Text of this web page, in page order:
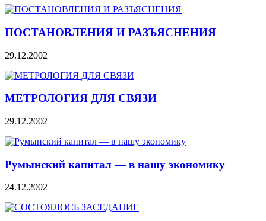
ПОСТАНОВЛЕНИЯ И РАЗЪЯСНЕНИЯ
29.12.2002
МЕТРОЛОГИЯ ДЛЯ СВЯЗИ
29.12.2002
Румынский капитал — в нашу экономику
24.12.2002